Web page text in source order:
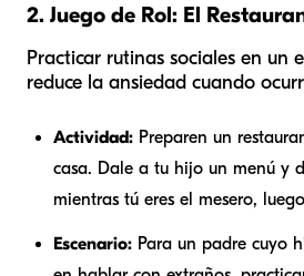
2. Juego de Rol: El
Practicar rutinas sociales en un
reduce la ansiedad cuando
Actividad: Preparen un
casa. Dale a tu hijo un menú y
mientras tú eres el mesero,
Escenario: Para un padre cuyo